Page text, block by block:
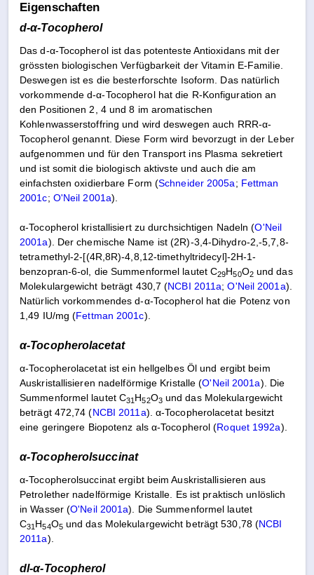
Eigenschaften
d-α-Tocopherol
Das d-α-Tocopherol ist das potenteste Antioxidans mit der
grössten biologischen Verfügbarkeit der Vitamin E-Familie.
Deswegen ist es die besterforschte Isoform. Das natürlich
vorkommende d-α-Tocopherol hat die R-Konfiguration an
den Positionen 2, 4 und 8 im aromatischen
Kohlenwasserstoffring und wird deswegen auch RRR-α-
Tocopherol genannt. Diese Form wird bevorzugt in der Leber
aufgenommen und für den Transport ins Plasma sekretiert
und ist somit die biologisch aktivste und auch die am
einfachsten oxidierbare Form (Schneider 2005a; Fettman
2001c; O'Neil 2001a).
α-Tocopherol kristallisiert zu durchsichtigen Nadeln (O'Neil
2001a). Der chemische Name ist (2R)-3,4-Dihydro-2,-5,7,8-
tetramethyl-2-[(4R,8R)-4,8,12-timethyltridecyl]-2H-1-
benzopran-6-ol, die Summenformel lautet C29H50O2und das
Molekulargewicht beträgt 430,7 (NCBI 2011a;O'Neil 2001a).
Natürlich vorkommendes d-α-Tocopherol hat die Potenz von
1,49 IU/mg (Fettman 2001c).
α-Tocopherolacetat
α-Tocopherolacetat ist ein hellgelbes Öl und ergibt beim
Auskristallisieren nadelförmige Kristalle (O'Neil 2001a). Die
Summenformel lautet C31 H52O3und das Molekulargewicht
beträgt 472,74 (NCBI 2011a). α-Tocopherolacetat besitzt
eine geringere Biopotenz als α-Tocopherol (Roquet 1992a).
α-Tocopherolsuccinat
α-Tocopherolsuccinat ergibt beim Auskristallisieren aus
Petrolether nadelförmige Kristalle. Es ist praktisch unlöslich
in Wasser (O'Neil 2001a). Die Summenformel lautet
C31 H54O5und das Molekulargewicht beträgt 530,78 (NCBI
2011a).
dl-α-Tocopherol